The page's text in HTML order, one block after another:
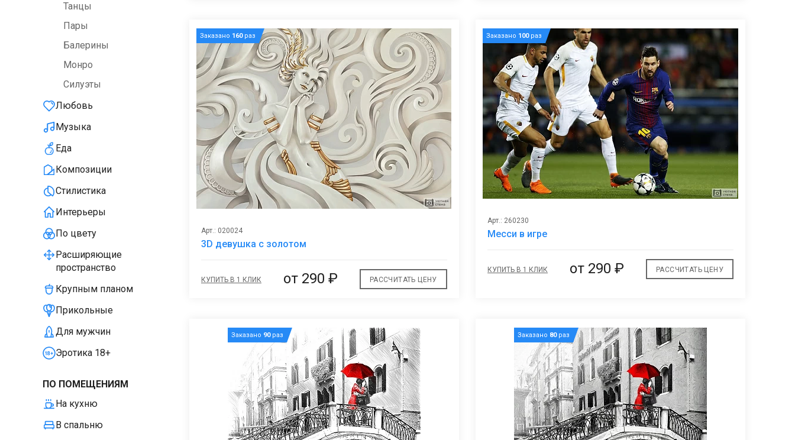
Танцы
Пары
Балерины
Монро
Силуэты
Любовь
Музыка
Еда
Композиции
Стилистика
Интерьеры
По цвету
Расширяющие
пространство
Крупным планом
Прикольные
Для мужчин
Эротика 18+
ПО ПОМЕЩЕНИЯМ
На кухню
В спальню
Заказано 160раз
Арт.: 020024
3D девушка с золотом
КУПИТЬ В 1 КЛИК от290 ₽ РАССЧИТАТЬ ЦЕНУ
Заказано 100раз
Арт.: 260230
Месси в игре
КУПИТЬ В 1 КЛИК от 290 ₽ РАССЧИТАТЬ ЦЕНУ
Заказано 90раз Заказано 80раз